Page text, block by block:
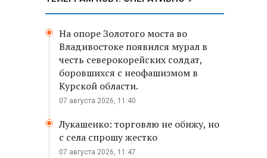
На опоре Золотого моста во
Владивостоке появился мурал в
честь северокорейских солдат,
боровшихся с неофашизмом в
Курской области.
07 августа 2026, 11:40
Лукашенко: торговлю не обижу, но
с села спрошу жестко
07 августа 2026, 11:47